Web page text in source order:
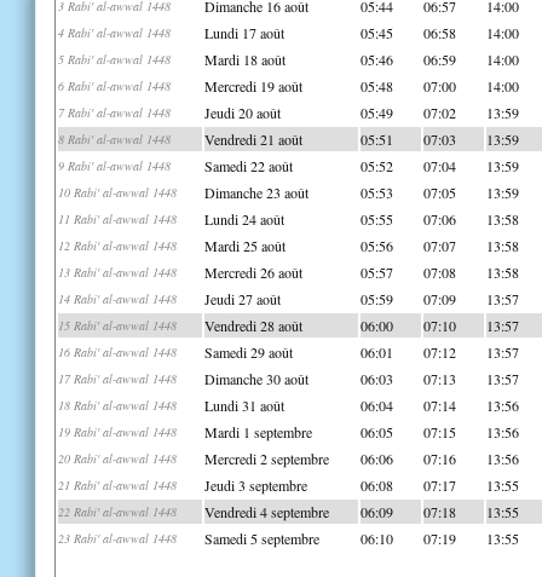
3 Rabi' al-awwal 1448 Dimanche 16 août 05:44 06:57 14:00
4 Rabi' al-awwal 1448 Lundi 17 août 05:45 06:58 14:00
5 Rabi' al-awwal 1448 Mardi 18 août 05:46 06:59 14:00
6 Rabi' al-awwal 1448 Mercredi 19 août 05:48 07:00 14:00
7 Rabi' al-awwal 1448 Jeudi 20 août 05:49 07:02 13:59
8 Rabi' al-awwal 1448 Vendredi 21 août 05:51 07:03 13:59
9 Rabi' al-awwal 1448 Samedi 22 août 05:52 07:04 13:59
10 Rabi' al-awwal 1448 Dimanche 23 août 05:53 07:05 13:59
11 Rabi' al-awwal 1448 Lundi 24 août 05:55 07:06 13:58
12 Rabi' al-awwal 1448 Mardi 25 août 05:56 07:07 13:58
13 Rabi' al-awwal 1448 Mercredi 26 août 05:57 07:08 13:58
14 Rabi' al-awwal 1448 Jeudi 27 août 05:59 07:09 13:57
15 Rabi' al-awwal 1448 Vendredi 28 août 06:00 07:10 13:57
16 Rabi' al-awwal 1448 Samedi 29 août 06:01 07:12 13:57
17 Rabi' al-awwal 1448 Dimanche 30 août 06:03 07:13 13:57
18 Rabi' al-awwal 1448 Lundi 31 août 06:04 07:14 13:56
19 Rabi' al-awwal 1448 Mardi 1 septembre 06:05 07:15 13:56
20 Rabi' al-awwal 1448 Mercredi 2 septembre 06:06 07:16 13:56
21 Rabi' al-awwal 1448 Jeudi 3 septembre 06:08 07:17 13:55
22 Rabi' al-awwal 1448 Vendredi 4 septembre 06:09 07:18 13:55
23 Rabi' al-awwal 1448 Samedi 5 septembre 06:10 07:19 13:55